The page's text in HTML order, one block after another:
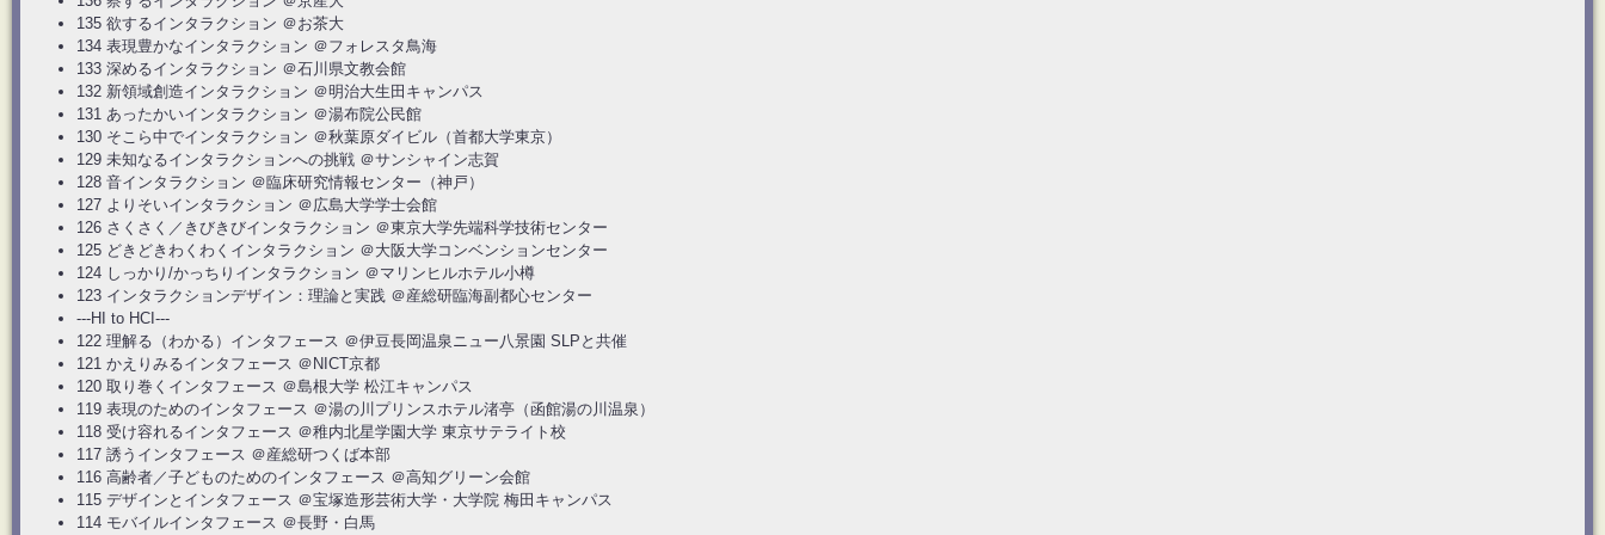
135 欲するインタラクション ＠お茶大
134 表現豊かなインタラクション ＠フォレスタ鳥海
133 深めるインタラクション ＠石川県文教会館
132 新領域創造インタラクション ＠明治大生田キャンパス
131 あったかいインタラクション ＠湯布院公民館
130 そこら中でインタラクション ＠秋葉原ダイビル（首都大学東京）
129 未知なるインタラクションへの挑戦 ＠サンシャイン志賀
128 音インタラクション ＠臨床研究情報センター（神戸）
127 よりそいインタラクション ＠広島大学学士会館
126 さくさく／きびきびインタラクション ＠東京大学先端科学技術センター
125 どきどきわくわくインタラクション ＠大阪大学コンベンションセンター
124 しっかり/かっちりインタラクション ＠マリンヒルホテル小樽
123 インタラクションデザイン：理論と実践 ＠産総研臨海副都心センター
---HI to HCI---
122 理解る（わかる）インタフェース ＠伊豆長岡温泉ニュー八景園 SLPと共催
121 かえりみるインタフェース ＠NICT京都
120 取り巻くインタフェース ＠島根大学 松江キャンパス
119 表現のためのインタフェース ＠湯の川プリンスホテル渚亭（函館湯の川温泉）
118 受け容れるインタフェース ＠稚内北星学園大学 東京サテライト校
117 誘うインタフェース ＠産総研つくば本部
116 高齢者／子どものためのインタフェース ＠高知グリーン会館
115 デザインとインタフェース ＠宝塚造形芸術大学・大学院 梅田キャンパス
114 モバイルインタフェース ＠長野・白馬